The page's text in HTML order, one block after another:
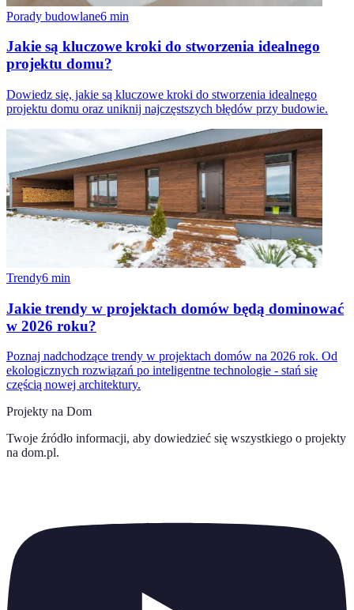
Porady budowlane6 min
Jakie są kluczowe kroki do stworzenia idealnego
projektu domu?
Dowiedz się, jakie są kluczowe kroki do stworzenia idealnego
projektu domu oraz uniknij najczęstszych błędów przy budowie.
Trendy6 min
Jakie trendy w projektach domów będą dominować
w 2026 roku?
Poznaj nadchodzące trendy w projektach domów na 2026 rok. Od
ekologicznych rozwiązań po inteligentne technologie - stań się
częścią nowej architektury.
Projekty na Dom
Twoje źródło informacji, aby dowiedzieć się wszystkiego o projekty
na dom.pl.